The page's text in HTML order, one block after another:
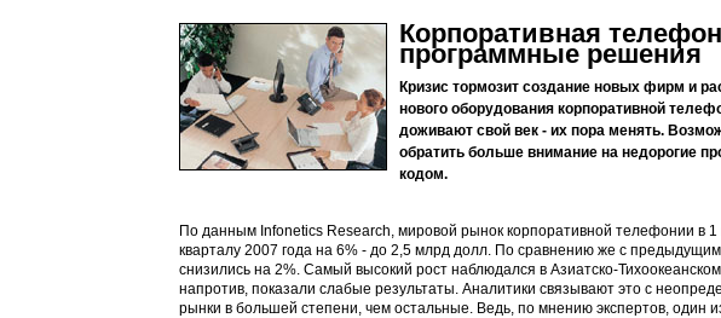
Корпоративная
программные решения
Кризис тормозит создание новых фирм и
нового оборудования корпоративной
доживают свой век - их пора менять.
обратить больше внимание на недорогие
кодом.
По данным Infonetics Research, мировой рынок корпоративной телефонии в
кварталу 2007 года на 6% - до 2,5 млрд долл. По сравнению же с
снизились на 2%. Самый высокий рост наблюдался в Азиатско-
напротив, показали слабые результаты. Аналитики связывают это с
рынки в большей степени, чем остальные. Ведь, по мнению экспертов, один